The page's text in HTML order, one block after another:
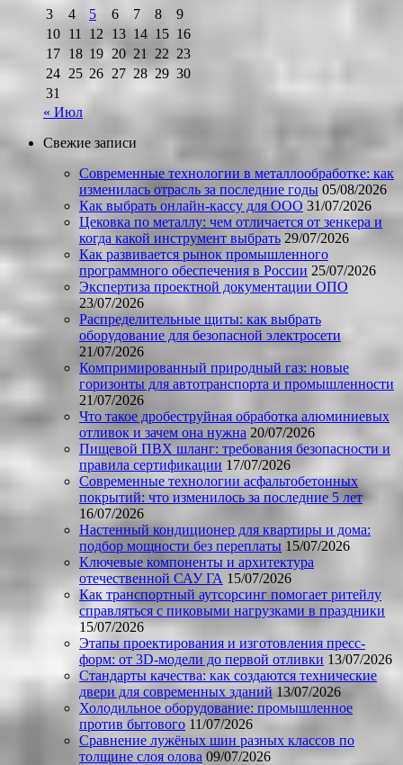
3
4 5 6 7 8
9
10 11 12 13 14 15 16
17 18 19 20 21 22 23
24 25 26 27 28 29 30
31
« Июл
Свежие записи
Современные технологии в металлообработке: как
изменилась отрасль за последние годы 05/08/2026
Как выбрать онлайн-кассу для ООО 31/07/2026
Цековка по металлу: чем отличается от зенкера и
когда какой инструмент выбрать 29/07/2026
Как развивается рынок промышленного
программного обеспечения в России 25/07/2026
Экспертиза проектной документации ОПО
23/07/2026
Распределительные щиты: как выбрать
оборудование для безопасной электросети
21/07/2026
Компримированный природный газ: новые
горизонты для автотранспорта и промышленности
21/07/2026
Что такое дробеструйная обработка алюминиевых
отливок и зачем она нужна 20/07/2026
Пищевой ПВХ шланг: требования безопасности и
правила сертификации 17/07/2026
Современные технологии асфальтобетонных
покрытий: что изменилось за последние 5 лет
16/07/2026
Настенный кондиционер для квартиры и дома:
подбор мощности без переплаты 15/07/2026
Ключевые компоненты и архитектура
отечественной САУ ГА 15/07/2026
Как транспортный аутсорсинг помогает ритейлу
справляться с пиковыми нагрузками в праздники
15/07/2026
Этапы проектирования и изготовления пресс-
форм: от 3D-модели до первой отливки 13/07/2026
Стандарты качества: как создаются технические
двери для современных зданий 13/07/2026
Холодильное оборудование: промышленное
против бытового 11/07/2026
Сравнение лужёных шин разных классов по
толщине слоя олова 09/07/2026